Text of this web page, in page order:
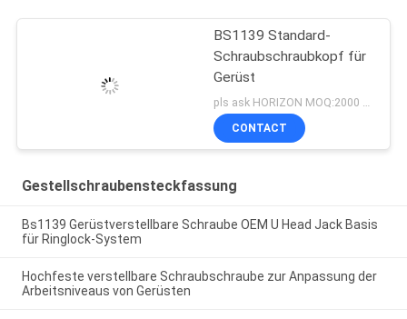
BS1139 Standard-
Schraubschraubkopf für
Gerüst
pls ask HORIZON MOQ:2000 Stück
CONTACT
Gestellschraubensteckfassung
Bs1139 Gerüstverstellbare Schraube OEM U Head Jack Basis
für Ringlock-System
Hochfeste verstellbare Schraubschraube zur Anpassung der
Arbeitsniveaus von Gerüsten